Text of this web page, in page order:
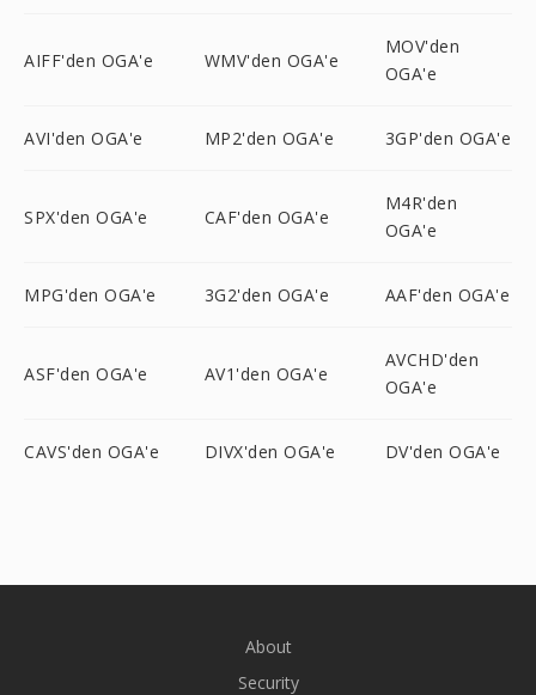
AIFF'den OGA'e WMV'den OGA'e
MOV'den
OGA'e
AVI'den OGA'e MP2'den OGA'e 3GP'den OGA'e
SPX'den OGA'e CAF'den OGA'e
M4R'den
OGA'e
MPG'den OGA'e 3G2'den OGA'e AAF'den OGA'e
ASF'den OGA'e AV1'den OGA'e
AVCHD'den
OGA'e
CAVS'den OGA'e DIVX'den OGA'e DV'den OGA'e
About
Security